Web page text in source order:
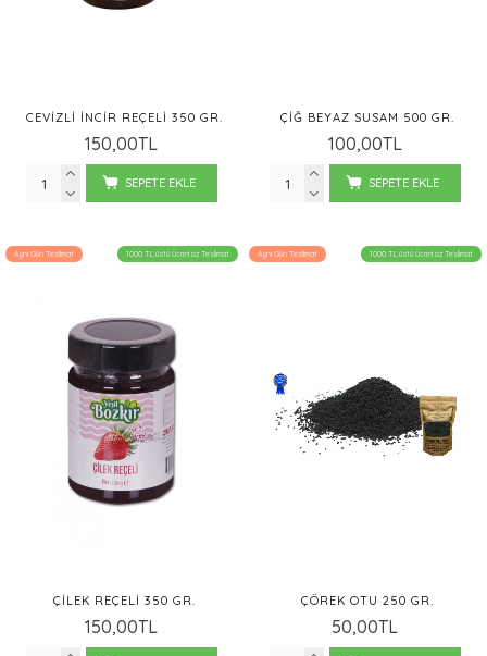
CEVIZLI İNCIR REÇELI 350 GR.
150,00TL
SEPETE EKLE
ÇIĞ BEYAZ SUSAM 500 GR.
100,00TL
SEPETE EKLE
Aynı Gün Teslimat 1000 TL üstü Ücretsiz Teslimat
ÇILEK REÇELI 350 GR.
150,00TL
Aynı Gün Teslimat 1000 TL üstü Ücretsiz Teslimat
ÇÖREK OTU 250 GR.
50,00TL